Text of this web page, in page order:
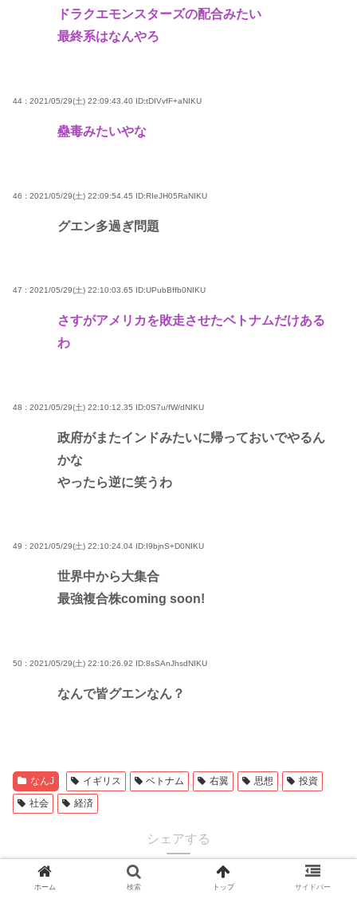
ドラクエモンスターズの配合みたい
最終系はなんやろ
44 : 2021/05/29(土) 22:09:43.40 ID:tDIVvfF+aNIKU
蠱毒みたいやな
46 : 2021/05/29(土) 22:09:54.45 ID:RIeJH05RaNIKU
グエン多過ぎ問題
47 : 2021/05/29(土) 22:10:03.65 ID:UPubBffb0NIKU
さすがアメリカを敗走させたベトナムだけある
わ
48 : 2021/05/29(土) 22:10:12.35 ID:0S7u/fW/dNIKU
政府がまたインドみたいに帰っておいでやるん
かな
やったら逆に笑うわ
49 : 2021/05/29(土) 22:10:24.04 ID:I9bjnS+D0NIKU
世界中から大集合
最強複合株coming soon!
50 : 2021/05/29(土) 22:10:26.92 ID:8sSAnJhsdNIKU
なんで皆グエンなん？
なんJ イギリス ベトナム 右翼 思想
投資
社会
経済
シェアする
ホーム 検索 トップ サイドバー